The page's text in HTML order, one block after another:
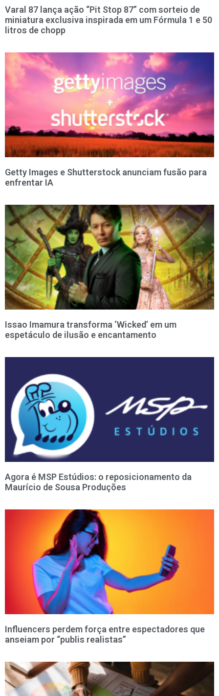
Varal 87 lança ação “Pit Stop 87” com sorteio de
miniatura exclusiva inspirada em um Fórmula 1 e 50
litros de chopp
Getty Images e Shutterstock anunciam fusão para
enfrentar IA
Issao Imamura transforma ‘Wicked’ em um
espetáculo de ilusão e encantamento
Agora é MSP Estúdios: o reposicionamento da
Maurício de Sousa Produções
Influencers perdem força entre espectadores que
anseiam por “publis realistas”